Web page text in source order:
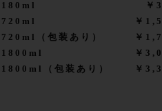
180ml
￥
720ml
￥
720ml（包装あり）
￥
1800ml
￥
1800ml（包装あり）
￥